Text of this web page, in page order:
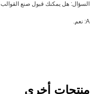
السؤال: هل يمكنك قبول صنع القوالب
A: نعم.
منتجات أخرى